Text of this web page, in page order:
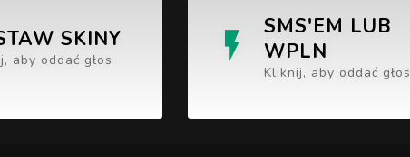
SKINY
aby oddać głos
SMS'EM LUB
WPLN
Kliknij, aby oddać głos